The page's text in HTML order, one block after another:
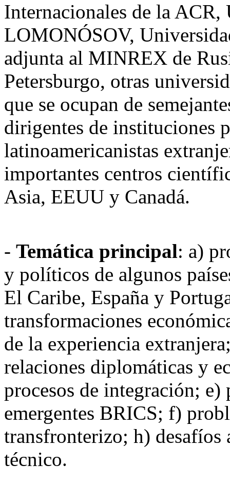
Internacionales de la
LOMONÓSOV,
adjunta al MINREX de
Petersburgo, otras
que se ocupan de
dirigentes de instituciones
latinoamericanistas
importantes centros
Asia, EEUU y Canadá.
- Temática principal: a)
y políticos de algunos
El Caribe, España y
transformaciones
de la experiencia
relaciones diplomáticas y
procesos de integración;
emergentes BRICS; f)
transfronterizo; h)
técnico.